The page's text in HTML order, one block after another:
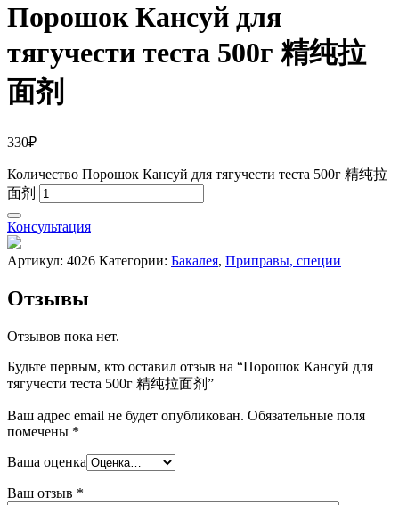
Порошок Кансуй для
тягучести теста 500г 精纯拉
面剂
330₽
Количество Порошок Кансуй для тягучести теста 500г 精纯拉
面剂
Консультация
Артикул: 4026 Категории: Бакалея, Приправы, специи
Отзывы
Отзывов пока нет.
Будьте первым, кто оставил отзыв на “Порошок Кансуй для
тягучести теста 500г 精纯拉面剂”
Ваш адрес email не будет опубликован. Обязательные поля
помечены *
Ваша оценка
Ваш отзыв *